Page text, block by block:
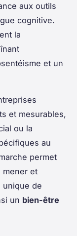
aux outils
cognitive.
la
et un
et mesurables,
ou la
au
permet
mener et
unique de
un bien-être